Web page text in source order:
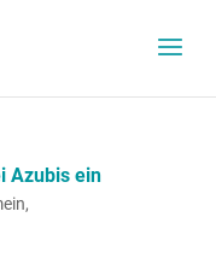
Azubis ein
,